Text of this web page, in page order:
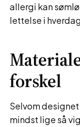
allergi kan
lettelse i
forskel
Selvom
mindst lige så